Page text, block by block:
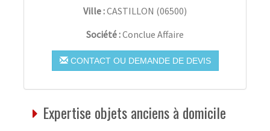
Ville :CASTILLON (06500)
Société :Conclue Affaire
CONTACT OU DEMANDE DE DEVIS
Expertise objets anciens à domicile